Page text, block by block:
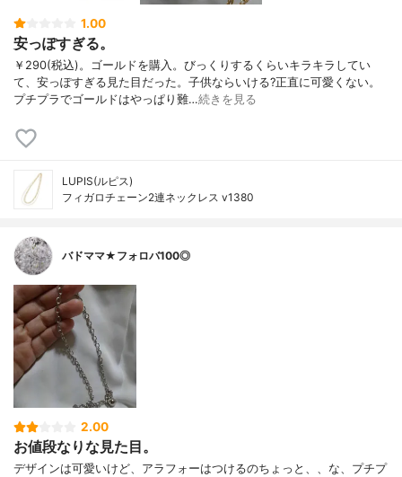
1.00
安っぽすぎる。
￥290(税込)。ゴールドを購入。びっくりするくらいキラキラしてい
て、安っぽすぎる見た目だった。子供ならいける?正直に可愛くない。
プチプラでゴールドはやっぱり難…続きを見る
LUPIS(ルピス)
フィガロチェーン2連ネックレス v1380
バドママ★フォロバ100◎
2.00
お値段なりな見た目。
デザインは可愛いけど、アラフォーはつけるのちょっと、、な、プチプ